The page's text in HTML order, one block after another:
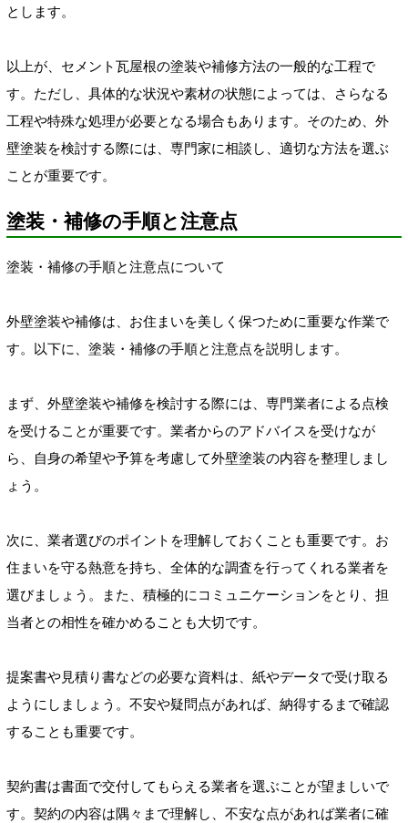
とします。
以上が、セメント瓦屋根の塗装や補修方法の一般的な工程で
す。ただし、具体的な状況や素材の状態によっては、さらなる
工程や特殊な処理が必要となる場合もあります。そのため、外
壁塗装を検討する際には、専門家に相談し、適切な方法を選ぶ
ことが重要です。
塗装・補修の手順と注意点
塗装・補修の手順と注意点について
外壁塗装や補修は、お住まいを美しく保つために重要な作業で
す。以下に、塗装・補修の手順と注意点を説明します。
まず、外壁塗装や補修を検討する際には、専門業者による点検
を受けることが重要です。業者からのアドバイスを受けなが
ら、自身の希望や予算を考慮して外壁塗装の内容を整理しまし
ょう。
次に、業者選びのポイントを理解しておくことも重要です。お
住まいを守る熱意を持ち、全体的な調査を行ってくれる業者を
選びましょう。また、積極的にコミュニケーションをとり、担
当者との相性を確かめることも大切です。
提案書や見積り書などの必要な資料は、紙やデータで受け取る
ようにしましょう。不安や疑問点があれば、納得するまで確認
することも重要です。
契約書は書面で交付してもらえる業者を選ぶことが望ましいで
す。契約の内容は隅々まで理解し、不安な点があれば業者に確